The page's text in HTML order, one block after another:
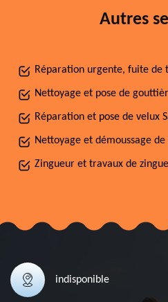
Autres
Réparation urgente, fuite de
Nettoyage et pose de
Réparation et pose de velux
Nettoyage et démoussage
Zingueur et travaux de
indisponible